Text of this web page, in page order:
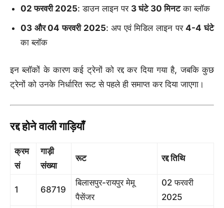
02 फरवरी 2025: डाउन लाइन पर 3 घंटे 30 मिनटका ब्लॉक
03 और 04 फरवरी 2025: अप एवं मिडिल लाइन पर4-4 घंटे
का ब्लॉक
इन ब्लॉकों के कारण कई ट्रेनों को रद्द कर दिया गया है, जबकि कुछ
ट्रेनों को उनके निर्धारित रूट से पहले ही समाप्त कर दिया जाएगा।
रद्द होने वाली गाड़ियाँ
क्रम
सं
गाड़ी
संख्या
रूट रद्द तिथि
1 68719
बिलासपुर-रायपुर मेमू
पैसेंजर
02 फरवरी
2025